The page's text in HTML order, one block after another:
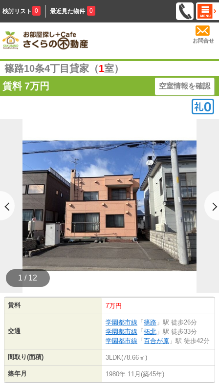
検討リスト 0 最近見た物件 0
お問合せ
篠路10条4丁目貸家（1室）
賃料 7万円 空室情報を確認
1 / 12
賃料 7万円
交通
学園都市線 「篠路 」駅 徒歩26分
学園都市線 「拓北 」駅 徒歩33分
学園都市線 「百合が原 」駅 徒歩42分
間取り(面積) 3LDK(78.66㎡)
築年月 1980年 11月(築45年)